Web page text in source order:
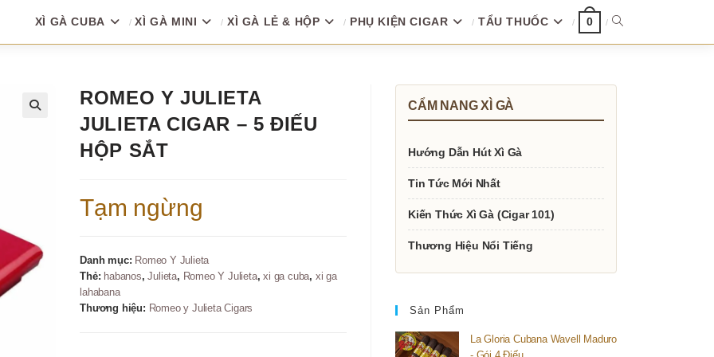
XÌ GÀ CUBA XÌ GÀ MINI XÌ GÀ LẺ & HỘP PHỤ KIỆN CIGAR TẨU THUỐC 0 TOGGLE
ROMEO Y JULIETA
JULIETA CIGAR – 5 ĐIẾU
HỘP SẮT
Tạm ngừng
Danh mục: Romeo Y Julieta
Thẻ: habanos,Julieta, Romeo Y Julieta,xi ga cuba, xi ga
lahabana
Thương hiệu: Romeo y Julieta Cigars
CẨM NANG XÌ GÀ
Hướng Dẫn Hút Xì Gà
Tin Tức Mới Nhất
Kiến Thức Xì Gà (Cigar 101)
Thương Hiệu Nổi Tiếng
Sản Phẩm
La Gloria Cubana Wavell Maduro